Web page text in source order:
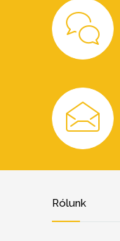
Rólunk